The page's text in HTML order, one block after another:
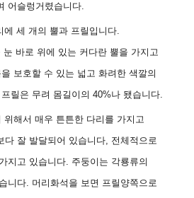
어슬렁거렸습니다.
에 세 개의 뿔과 프릴입니다.
바로 위에 있는 커다란 뿔을 가지고
보호할 수 있는 넓고 화려한 색깔의
프릴은 무려 몸길이의40%나 됐습니다.
위해서 매우 튼튼한 다리를 가지고
다 잘 발달되어 있습니다, 전체적으로
지고 있습니다. 주둥이는 각룡류의
니다. 머리화석을 보면 프릴양쪽으로